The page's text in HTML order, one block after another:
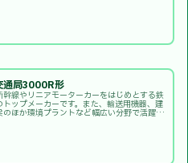
局3000R形
幹線やリニアモーターカーをはじめとする鉄
トップメーカーです。また、輸送用機器、建
のほか環境プラントなど幅広い分野で活躍し